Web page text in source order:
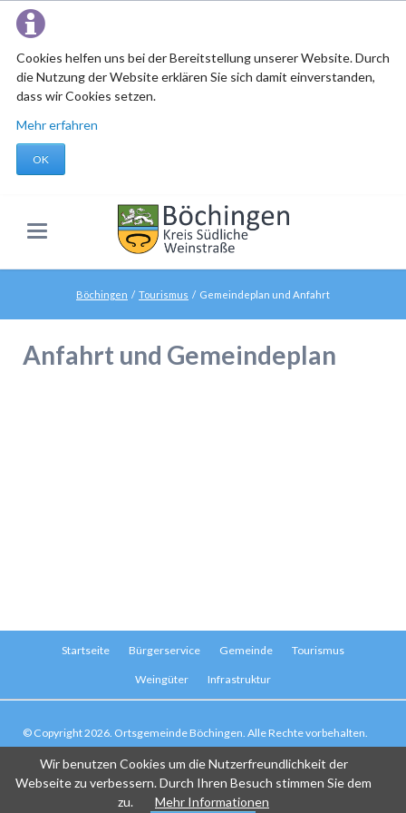
Cookies helfen uns bei der Bereitstellung unserer Website. Durch
die Nutzung der Website erklären Sie sich damit einverstanden,
dass wir Cookies setzen.
Mehr erfahren
OK
Böchingen Tourismus Gemeindeplan und Anfahrt
Anfahrt und Gemeindeplan
Navigation
Startseite Bürgerservice Gemeinde Tourismus
Weingüter Infrastruktur
© Copyright 2026. Ortsgemeinde Böchingen. Alle Rechte vorbehalten.
Navigation
überspringen
Kontakt Impressum Haftungsausschluss Datenschutz
Suche
Sitemap
Wir benutzen Cookies um die Nutzerfreundlichkeit der
Webseite zu verbessern. Durch Ihren Besuch stimmen Sie dem
zu.
Mehr Informationen